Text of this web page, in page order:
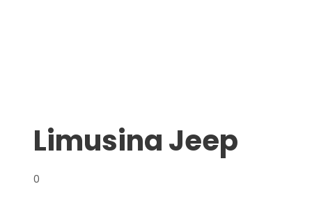
Limusina Jeep
0